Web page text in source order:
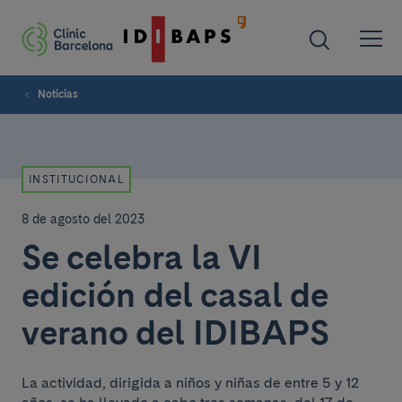
Noticias
INSTITUCIONAL
8 de agosto del 2023
Se celebra la VI
edición del casal de
verano del IDIBAPS
La actividad, dirigida a niños y niñas de entre 5 y 12